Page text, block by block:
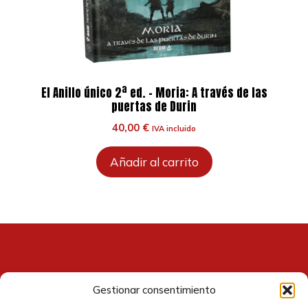
Gestionar consentimiento
El Anillo único 2ª ed. – Moria: A través de las
puertas de Durin
40,00 € IVA incluido
Añadir al carrito